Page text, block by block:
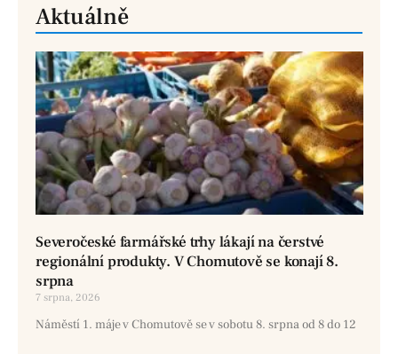
Aktuálně
Severočeské farmářské trhy lákají na čerstvé
regionální produkty. V Chomutově se konají 8.
srpna
7 srpna, 2026
Náměstí 1. máje v Chomutově se v sobotu 8. srpna od 8 do 12